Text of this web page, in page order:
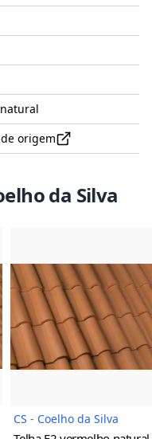
origem
da Silva
CS - Coelho da Silva